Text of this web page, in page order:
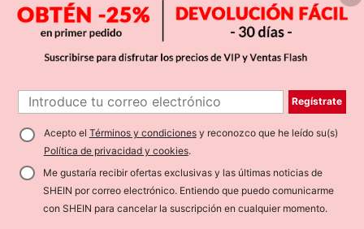
Regístrate
Acepto el Términos y condicionesy reconozco que he leído su(s)
Política de privacidad y cookies.
Me gustaría recibir ofertas exclusivas y las últimas noticias de
SHEIN por correo electrónico. Entiendo que puedo comunicarme
con SHEIN para cancelar la suscripción en cualquier momento.